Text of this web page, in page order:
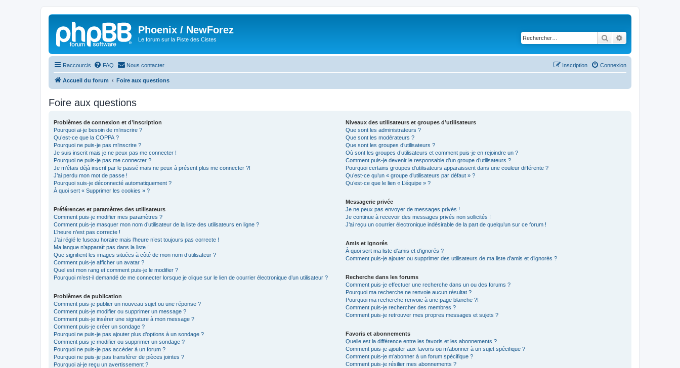
Phoenix / NewForez
Le forum sur la Piste des Cistes Rechercher
Raccourcis FAQ Nous contacter Connexion
Inscription
Accueil du forum Foire aux questions
Foire aux questions
Problèmes de connexion et d’inscription
Pourquoi ai-je besoin de m’inscrire ?
Qu’est-ce que la COPPA ?
Pourquoi ne puis-je pas m’inscrire ?
Je suis inscrit mais je ne peux pas me connecter !
Pourquoi ne puis-je pas me connecter ?
Je m’étais déjà inscrit par le passé mais ne peux à présent plus me connecter ?!
J’ai perdu mon mot de passe !
Pourquoi suis-je déconnecté automatiquement ?
À quoi sert « Supprimer les cookies » ?
Préférences et paramètres des utilisateurs
Comment puis-je modifier mes paramètres ?
Comment puis-je masquer mon nom d’utilisateur de la liste des utilisateurs en ligne ?
L’heure n’est pas correcte !
J’ai réglé le fuseau horaire mais l’heure n’est toujours pas correcte !
Ma langue n’apparaît pas dans la liste !
Que signifient les images situées à côté de mon nom d’utilisateur ?
Comment puis-je afficher un avatar ?
Quel est mon rang et comment puis-je le modifier ?
Pourquoi m’est-il demandé de me connecter lorsque je clique sur le lien de courrier électronique d’un utilisateur ?
Problèmes de publication
Comment puis-je publier un nouveau sujet ou une réponse ?
Comment puis-je modifier ou supprimer un message ?
Comment puis-je insérer une signature à mon message ?
Comment puis-je créer un sondage ?
Pourquoi ne puis-je pas ajouter plus d’options à un sondage ?
Comment puis-je modifier ou supprimer un sondage ?
Pourquoi ne puis-je pas accéder à un forum ?
Pourquoi ne puis-je pas transférer de pièces jointes ?
Pourquoi ai-je reçu un avertissement ?
Niveaux des utilisateurs et groupes d’utilisateurs
Que sont les administrateurs ?
Que sont les modérateurs ?
Que sont les groupes d’utilisateurs ?
Où sont les groupes d’utilisateurs et comment puis-je en rejoindre un ?
Comment puis-je devenir le responsable d’un groupe d’utilisateurs ?
Pourquoi certains groupes d’utilisateurs apparaissent dans une couleur différente ?
Qu’est-ce qu’un « groupe d’utilisateurs par défaut » ?
Qu’est-ce que le lien « L’équipe » ?
Messagerie privée
Je ne peux pas envoyer de messages privés !
Je continue à recevoir des messages privés non sollicités !
J’ai reçu un courrier électronique indésirable de la part de quelqu’un sur ce forum !
Amis et ignorés
À quoi sert ma liste d’amis et d’ignorés ?
Comment puis-je ajouter ou supprimer des utilisateurs de ma liste d’amis et d’ignorés ?
Recherche dans les forums
Comment puis-je effectuer une recherche dans un ou des forums ?
Pourquoi ma recherche ne renvoie aucun résultat ?
Pourquoi ma recherche renvoie à une page blanche ?!
Comment puis-je rechercher des membres ?
Comment puis-je retrouver mes propres messages et sujets ?
Favoris et abonnements
Quelle est la différence entre les favoris et les abonnements ?
Comment puis-je ajouter aux favoris ou m’abonner à un sujet spécifique ?
Comment puis-je m’abonner à un forum spécifique ?
Comment puis-je résilier mes abonnements ?